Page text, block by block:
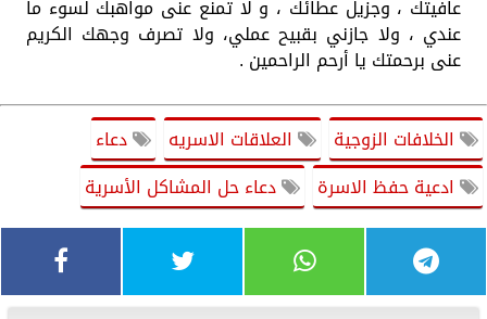
عافيتك ، وجزيل عطائك ، و لا تمنع عنى مواهبك لسوء ما
عندي ، ولا جازني بقبيح عملي، ولا تصرف وجهك الكريم
عنى برحمتك يا أرحم الراحمين .
الخلافات الزوجية العلاقات الاسريه
دعاء
ادعية حفظ الاسرة
دعاء حل المشاكل الأسرية